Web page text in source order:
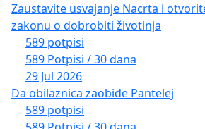
Zaustavite usvajanje Nacrta i
zakonu o dobrobiti životinja
589 potpisi
589 Potpisi / 30 dana
29 Jul 2026
Da obilaznica zaobiđe Pantelej
589 potpisi